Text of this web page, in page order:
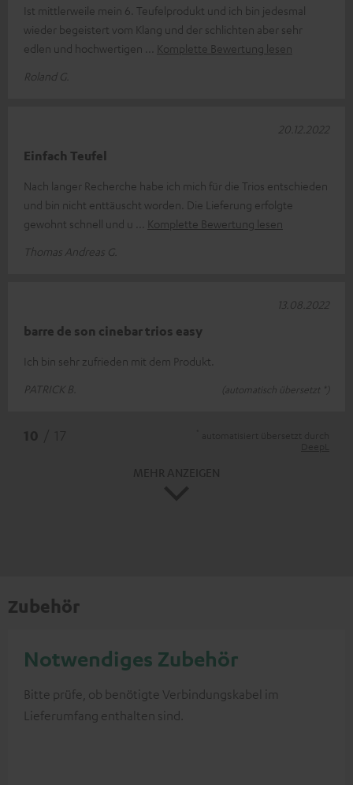
Ist mittlerweile mein 6. Teufelprodukt und ich bin jedesmal
wieder begeistert vom Klang und der schlichten aber sehr
edlen und hochwertigen
Komplette Bewertung lesen
Roland G.
Einfach Teufel
Nach langer Recherche habe ich mich für die Trios entschieden
und bin nicht enttäuscht worden. Die Lieferung erfolgte
gewohnt schnell und u
Komplette Bewertung lesen
Thomas Andreas G.
20.12.2022
barre de son cinebar trios easy
Ich bin sehr zufrieden mit dem Produkt.
PATRICK B.
(automatisch übersetzt *)
13.08.2022
Zubehör
Notwendiges Zubehör
Bitte prüfe, ob benötigte Verbindungskabel im
Lieferumfang enthalten sind.